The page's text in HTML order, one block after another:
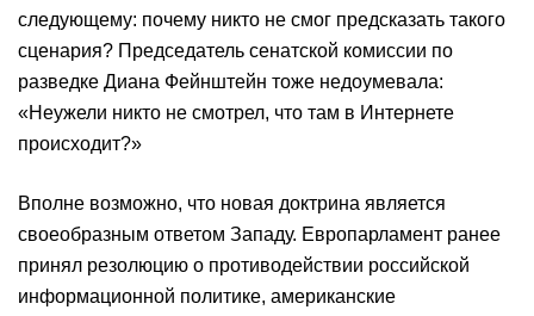
следующему: почему никто не смог предсказать такого
сценария? Председатель сенатской комиссии по
разведке Диана Фейнштейн тоже недоумевала:
«Неужели никто не смотрел, что там в Интернете
происходит?»
Вполне возможно, что новая доктрина является
своеобразным ответом Западу. Европарламент ранее
принял резолюцию о противодействии российской
информационной политике, американские